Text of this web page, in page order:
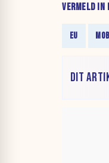
VERMELD IN
EU
DIT